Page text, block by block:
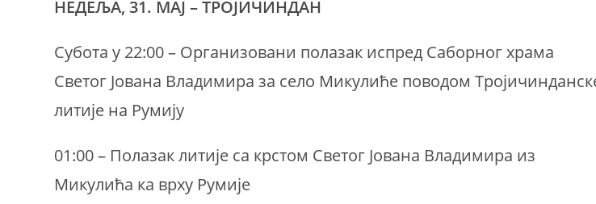
НЕДЕЉА, 31. МАЈ – ТРОЈИЧИНДАН
Субота у 22:00 – Организовани полазак испред Саборног храма
Светог Јована Владимира за село Микулиће поводом
литије на Румију
01:00 – Полазак литије са крстом Светог Јована Владимира из
Микулића ка врху Румије